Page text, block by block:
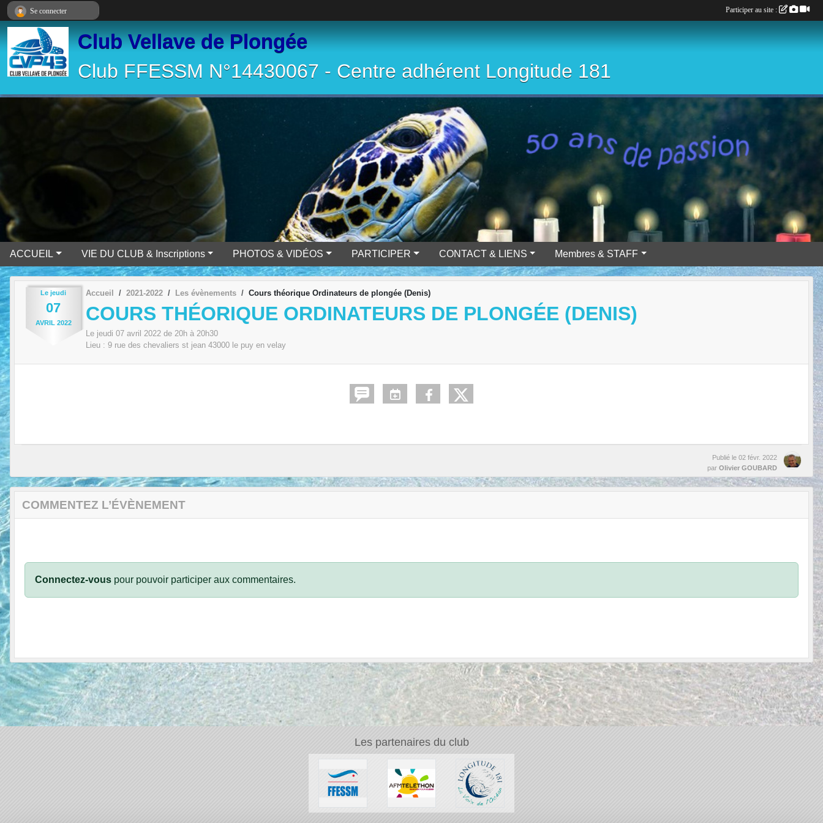
Club Vellave de Plongée
Club FFESSM N°14430067 - Centre adhérent Longitude 181
ACCUEIL VIE DU CLUB & Inscriptions PHOTOS & VIDÉOS PARTICIPER CONTACT & LIENS Membres & STAFF
Le jeudi
07
AVRIL 2022
Accueil 2021-2022 Les évènements Cours théorique Ordinateurs de plongée (Denis)
COURS THÉORIQUE ORDINATEURS DE PLONGÉE (DENIS)
Le jeudi 07 avril 2022 de 20h à 20h30
Lieu : 9 rue des chevaliers st jean 43000 le puy en velay
Publié le 02 févr. 2022
par Olivier GOUBARD
COMMENTEZ L’ÉVÈNEMENT
Connectez-vous pour pouvoir participer aux commentaires.
Les partenaires du club
Se connecter Participer au site :
Panneau de gestion des cookies